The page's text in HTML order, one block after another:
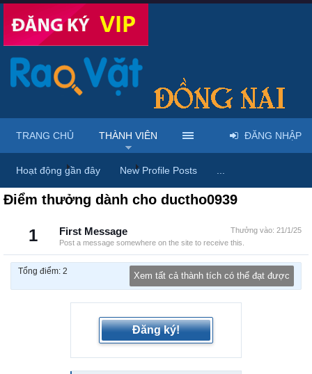
Trang chủ Thành viên ductho0939
Điểm thưởng dành cho ductho0939
1 Thưởng vào: 21/1/25
First Message
Post a message somewhere on the site to receive this.
Tổng điểm: 2 Xem tất cả thành tích có thể đạt được
Đăng ký!
TRANG CHỦ THÀNH VIÊN
Hoạt động gần đây New Profile Posts
ĐĂNG NHẬP